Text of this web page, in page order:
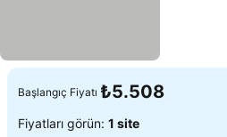
Başlangıç Fiyatı ₺5.508
Fiyatları görün: 1 site